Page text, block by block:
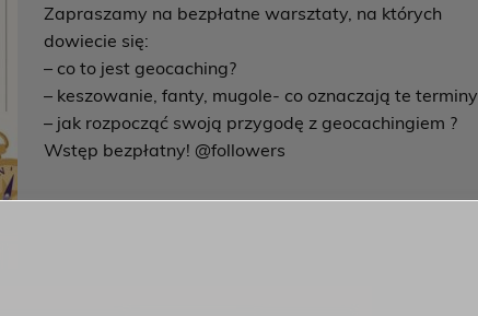
Zapraszamy na bezpłatne warsztaty, na których
dowiecie się:
– co to jest geocaching?
– keszowanie, fanty, mugole- co oznaczają te terminy
– jak rozpocząć swoją przygodę z geocachingiem ?
Wstęp bezpłatny! @followers